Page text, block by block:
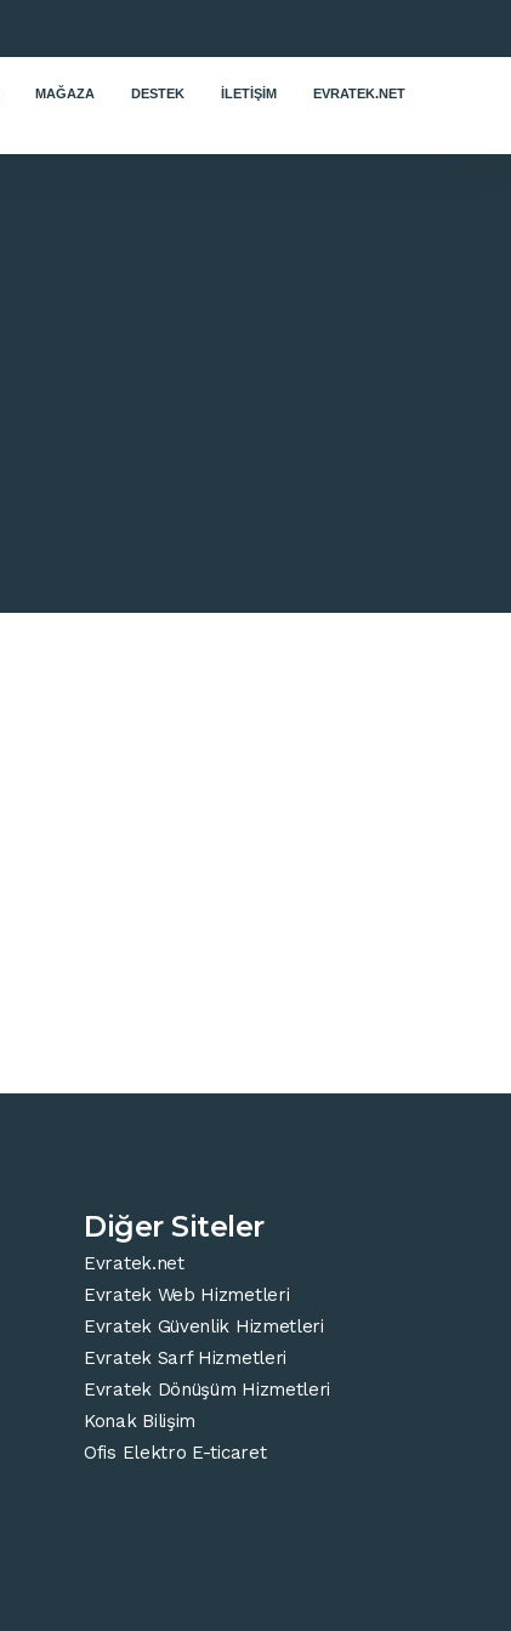
MAĞAZA DESTEK İLETIŞIM EVRATEK.NET
Diğer Siteler
Evratek.net
Evratek Web Hizmetleri
Evratek Güvenlik Hizmetleri
Evratek Sarf Hizmetleri
Evratek Dönüşüm Hizmetleri
Konak Bilişim
Ofis Elektro E-ticaret